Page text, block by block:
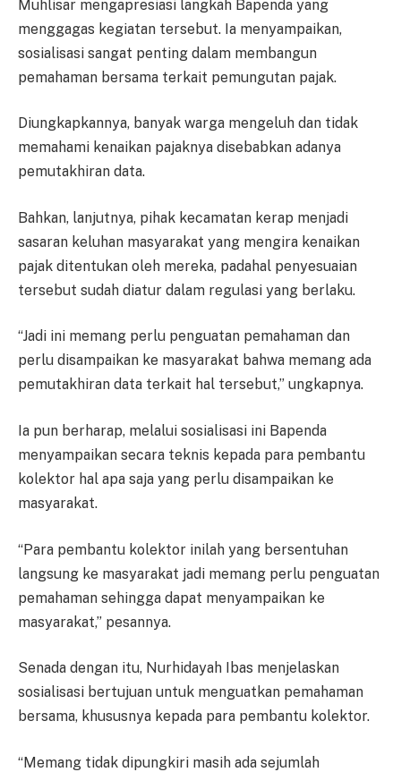
Muhlisar mengapresiasi langkah Bapenda yang
menggagas kegiatan tersebut. Ia menyampaikan,
sosialisasi sangat penting dalam membangun
pemahaman bersama terkait pemungutan pajak.
Diungkapkannya, banyak warga mengeluh dan tidak
memahami kenaikan pajaknya disebabkan adanya
pemutakhiran data.
Bahkan, lanjutnya, pihak kecamatan kerap menjadi
sasaran keluhan masyarakat yang mengira kenaikan
pajak ditentukan oleh mereka, padahal penyesuaian
tersebut sudah diatur dalam regulasi yang berlaku.
“Jadi ini memang perlu penguatan pemahaman dan
perlu disampaikan ke masyarakat bahwa memang ada
pemutakhiran data terkait hal tersebut,” ungkapnya.
Ia pun berharap, melalui sosialisasi ini Bapenda
menyampaikan secara teknis kepada para pembantu
kolektor hal apa saja yang perlu disampaikan ke
masyarakat.
“Para pembantu kolektor inilah yang bersentuhan
langsung ke masyarakat jadi memang perlu penguatan
pemahaman sehingga dapat menyampaikan ke
masyarakat,” pesannya.
Senada dengan itu, Nurhidayah Ibas menjelaskan
sosialisasi bertujuan untuk menguatkan pemahaman
bersama, khususnya kepada para pembantu kolektor.
“Memang tidak dipungkiri masih ada sejumlah